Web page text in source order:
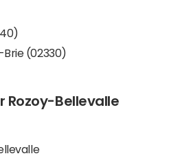
(02330)
Rozoy-Bellevalle